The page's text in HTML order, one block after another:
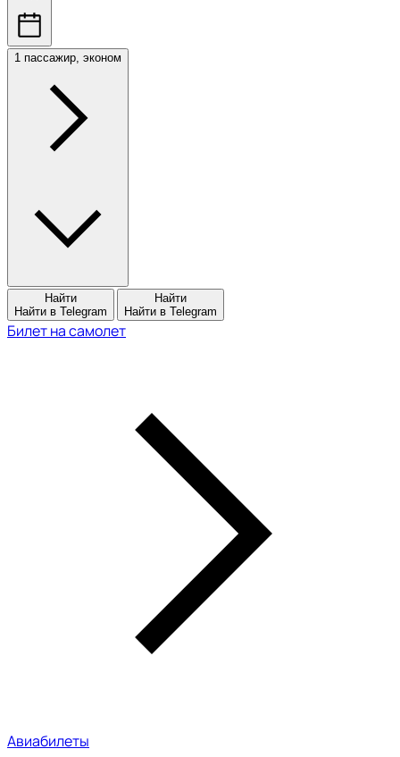
1 пассажир, эконом
Найти
Найти в Telegram
Найти
Найти в Telegram
Билет на самолет
Авиабилеты